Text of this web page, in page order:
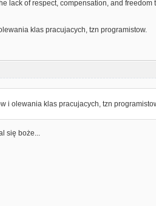
lack of respect, compensation, and
klas pracujacych, tzn programistow.
i olewania klas pracujacych, tzn
się boże...